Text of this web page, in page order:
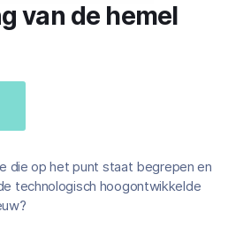
van de hemel
die op het punt staat begrepen en
technologisch hoogontwikkelde